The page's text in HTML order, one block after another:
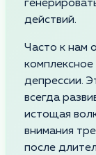
действий.
Часто к нам
депрессии.
всегда
истощая
внимания
после